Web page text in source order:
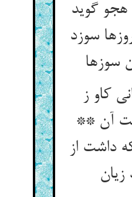
گوید
سوزد
سوزها
کاو ز
آن **
داشت از